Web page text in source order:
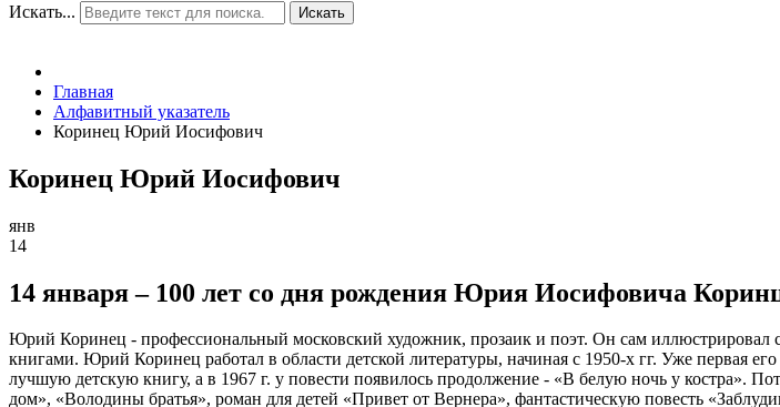
Искать... Искать
Главная
Алфавитный указатель
Коринец Юрий Иосифович
Коринец Юрий Иосифович
янв
14
14 января – 100 лет со дня рождения Юрия Иосифовича
Юрий Коринец - профессиональный московский художник, прозаик и поэт. Он сам
книгами. Юрий Коринец работал в области детской литературы, начиная с 1950-х гг. Уже первая
лучшую детскую книгу, а в 1967 г. у повести появилось продолжение - «В белую ночь у костра».
дом», «Володины братья», роман для детей «Привет от Вернера», фантастическую повесть